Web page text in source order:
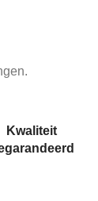
Kwaliteit